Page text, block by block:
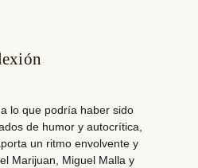
lo que podría haber sido
de humor y autocrítica,
un ritmo envolvente y
Marijuan, Miguel Malla y